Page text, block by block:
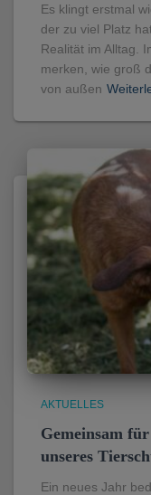
Es klingt erstmal
der zu viel Platz
Realität im Alltag.
merken, wie groß
von außen
AKTUELLES
Gemeinsam
unseres
Ein neues Jahr